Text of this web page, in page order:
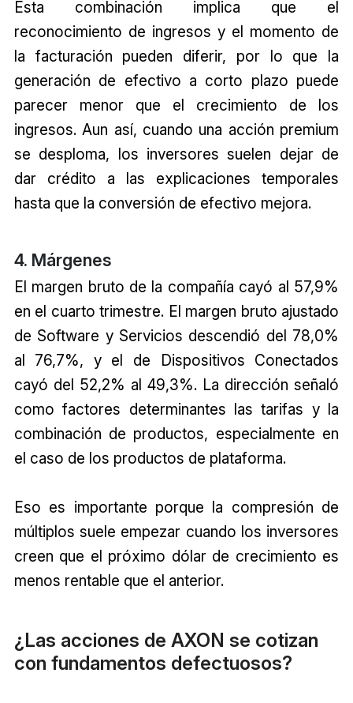
Esta combinación implica que el
reconocimiento de ingresos y el momento de
la facturación pueden diferir, por lo que la
generación de efectivo a corto plazo puede
parecer menor que el crecimiento de los
ingresos. Aun así, cuando una acción premium
se desploma, los inversores suelen dejar de
dar crédito a las explicaciones temporales
hasta que la conversión de efectivo mejora.
4. Márgenes
El margen bruto de la compañía cayó al 57,9%
en el cuarto trimestre. El margen bruto ajustado
de Software y Servicios descendió del 78,0%
al 76,7%, y el de Dispositivos Conectados
cayó del 52,2% al 49,3%. La dirección señaló
como factores determinantes las tarifas y la
combinación de productos, especialmente en
el caso de los productos de plataforma.
Eso es importante porque la compresión de
múltiplos suele empezar cuando los inversores
creen que el próximo dólar de crecimiento es
menos rentable que el anterior.
¿Las acciones de AXON se cotizan
con fundamentos defectuosos?